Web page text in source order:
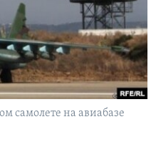
самолете на авиабазе